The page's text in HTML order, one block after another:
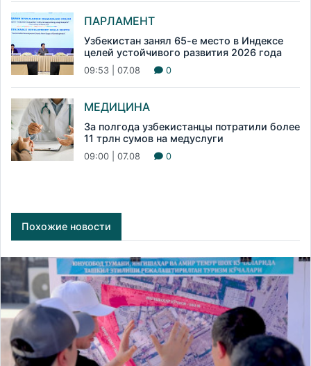
ПАРЛАМЕНТ
Узбекистан занял 65-е место в Индексе
целей устойчивого развития 2026 года
09:53 | 07.08 0
МЕДИЦИНА
За полгода узбекистанцы потратили более
11 трлн сумов на медуслуги
09:00 | 07.08 0
Похожие новости